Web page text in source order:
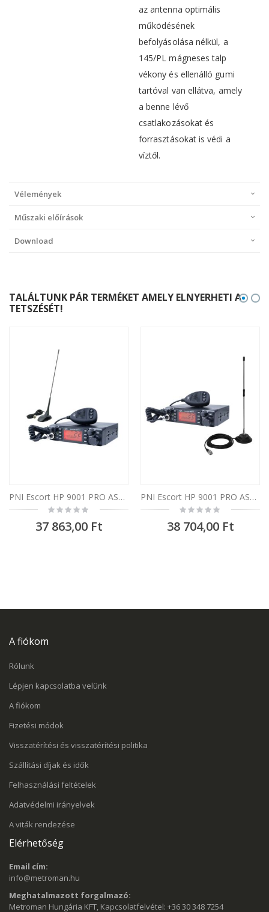
az antenna optimális
működésének
befolyásolása nélkül, a
145/PL mágneses talp
vékony és ellenálló gumi
tartóval van ellátva, amely
a benne lévő
csatlakozásokat és
forrasztásokat is védi a
víztől.
Vélemények
Műszaki előírások
Download
TALÁLTUNK PÁR TERMÉKET AMELY ELNYERHETI A
TETSZÉSÉT!
PNI Escort HP 9001 PRO ASQ CB rádió készlet + PNI Extra 48 CB antenna mágnessel
Rating:
0%
37 863,00 Ft
PNI Escort HP 9001 PRO ASQ CB rádió készlet + PNI Extra 40 CB antenna mágnessel
Rating:
0%
38 704,00 Ft
A fiókom
Rólunk
Lépjen kapcsolatba velünk
A fiókom
Fizetési módok
Visszatérítési és visszatérítési politika
Szállítási díjak és idők
Felhasználási feltételek
Adatvédelmi irányelvek
A viták rendezése
Elérhetőség
Email cím:
info@metroman.hu
Meghatalmazott forgalmazó:
Metroman Hungária KFT, Kapcsolatfelvétel: +36 30 348 7254